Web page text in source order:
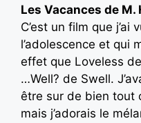
Les Vacances de M.
C’est un film que j’ai
l’adolescence et qui
effet que Loveless
…Well? de Swell.
être sur de bien tout
mais j’adorais le